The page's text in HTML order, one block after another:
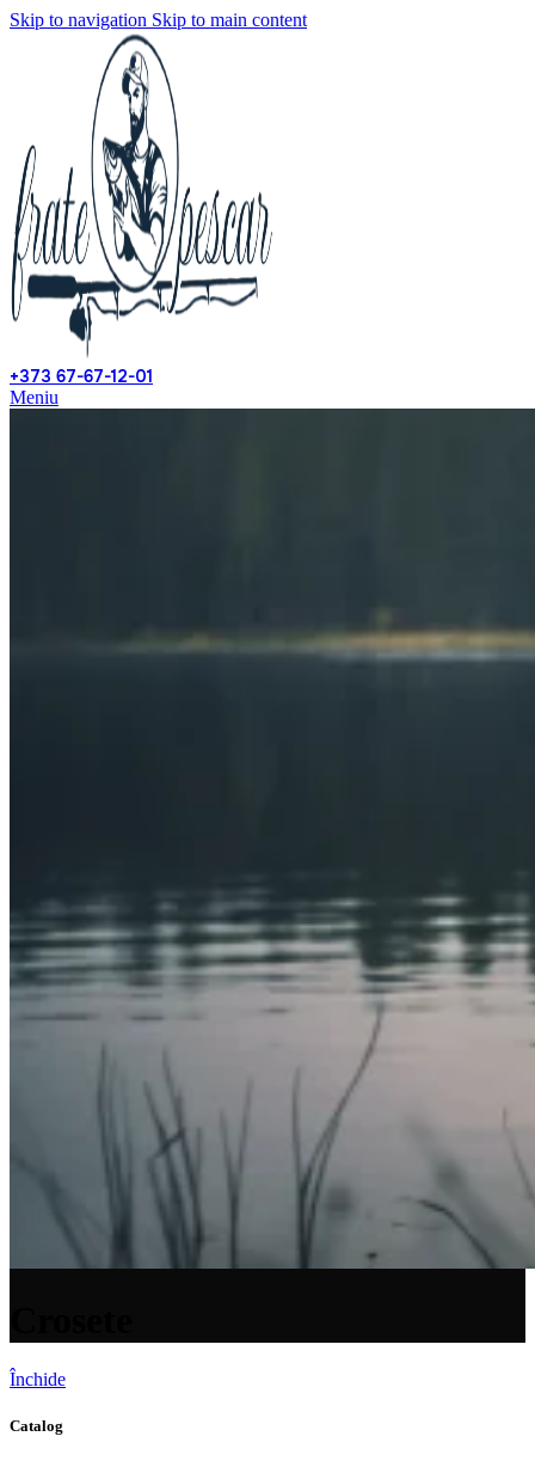
Skip to navigation Skip to main content
+373 67-67-12-01
Meniu
Închide
Catalog